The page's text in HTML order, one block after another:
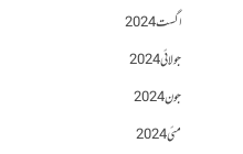
اگست 2024
جولائی 2024
جون 2024
مئی 2024